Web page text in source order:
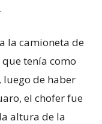
la camioneta de
tenía como
de haber
el chofer fue
altura de la